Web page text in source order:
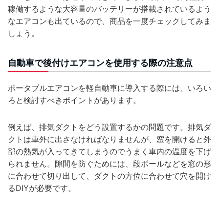
稼働するような大容量のバッテリーが搭載されているよう
なエアコンも出ているので、商品を一度チェックしてみま
しょう。
自動車で後付けエアコンを使用する際の注意点
ポータブルエアコンを軽自動車に導入する際には、いろい
ろと検討すべきポイントがあります。
例えば、排気ダクトをどう設置するかの問題です。排気ダ
クトは車外に出さなければなりませんが、窓を開けると外
部の熱気が入ってきてしまうのでうまく車内の温度を下げ
られません。隙間を防ぐためには、段ボールなどを窓の形
に合わせて切り出して、ダクトの方位に合わせて穴を開け
るDIYが必要です。